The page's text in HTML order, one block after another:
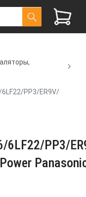
PP3/ER9V/
6LF22/PP3/